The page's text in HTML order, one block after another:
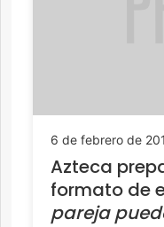
6 de febrero de
Azteca
formato de
pareja